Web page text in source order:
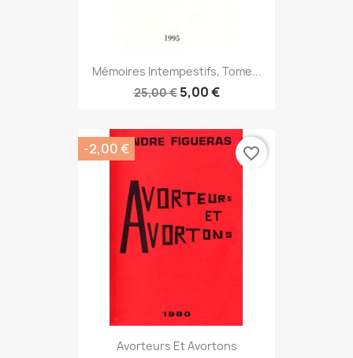
Mémoires Intempestifs, Tome...
25,00 € 5,00 €
Avorteurs Et Avortons
-2,00 € favorite_border